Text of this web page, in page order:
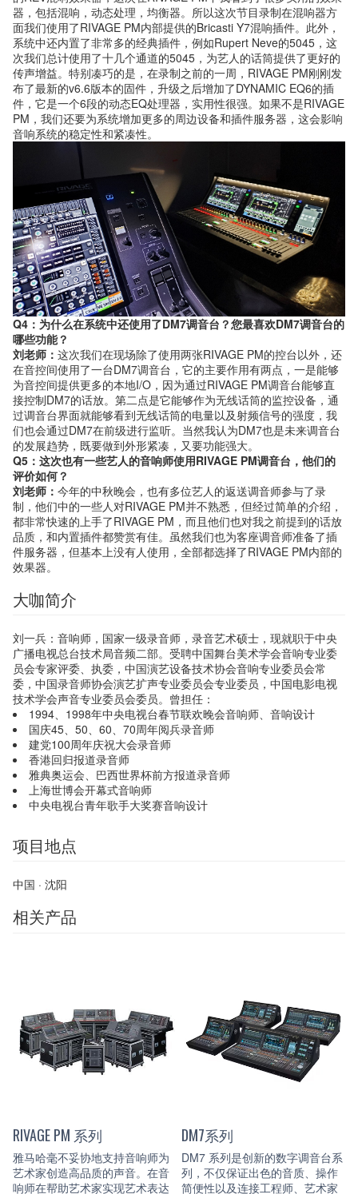
器，包括混响，动态处理，均衡器。所以这次节目录制在混响器方
面我们使用了RIVAGE PM内部提供的Bricasti Y7混响插件。此外，
系统中还内置了非常多的经典插件，例如Rupert Neve的5045，这
次我们总计使用了十几个通道的5045，为艺人的话筒提供了更好的
传声增益。特别凑巧的是，在录制之前的一周，RIVAGE PM刚刚发
布了最新的v6.6版本的固件，升级之后增加了DYNAMIC EQ6的插
件，它是一个6段的动态EQ处理器，实用性很强。如果不是RIVAGE
PM，我们还要为系统增加更多的周边设备和插件服务器，这会影响
音响系统的稳定性和紧凑性。
Q4：为什么在系统中还使用了DM7调音台？您最喜欢DM7调音台的
哪些功能？
刘老师： 这次我们在现场除了使用两张RIVAGE PM的控台以外，还
在音控间使用了一台DM7调音台，它的主要作用有两点，一是能够
为音控间提供更多的本地I/O，因为通过RIVAGE PM调音台能够直
接控制DM7的话放。第二点是它能够作为无线话筒的监控设备，通
过调音台界面就能够看到无线话筒的电量以及射频信号的强度，我
们也会通过DM7在前级进行监听。当然我认为DM7也是未来调音台
的发展趋势，既要做到外形紧凑，又要功能强大。
Q5：这次也有一些艺人的音响师使用RIVAGE PM调音台，他们的
评价如何？
刘老师： 今年的中秋晚会，也有多位艺人的返送调音师参与了录
制，他们中的一些人对RIVAGE PM并不熟悉，但经过简单的介绍，
都非常快速的上手了RIVAGE PM，而且他们也对我之前提到的话放
品质，和内置插件都赞赏有佳。虽然我们也为客座调音师准备了插
件服务器，但基本上没有人使用，全部都选择了RIVAGE PM内部的
效果器。
大咖简介
刘一兵：音响师，国家一级录音师，录音艺术硕士，现就职于中央
广播电视总台技术局音频二部。受聘中国舞台美术学会音响专业委
员会专家评委、执委，中国演艺设备技术协会音响专业委员会常
委，中国录音师协会演艺扩声专业委员会专业委员，中国电影电视
技术学会声音专业委员会委员。曾担任：
1994、1998年中央电视台春节联欢晚会音响师、音响设计
国庆45、50、60、70周年阅兵录音师
建党100周年庆祝大会录音师
香港回归报道录音师
雅典奥运会、巴西世界杯前方报道录音师
上海世博会开幕式音响师
中央电视台青年歌手大奖赛音响设计
项目地点
中国 · 沈阳
相关产品
RIVAGE PM 系列
雅马哈毫不妥协地支持音响师为
艺术家创造高品质的声音。在音
响师在帮助艺术家实现艺术表达
DM7系列
DM7 系列是创新的数字调音台系
列，不仅保证出色的音质、操作
简便性以及连接工程师、艺术家